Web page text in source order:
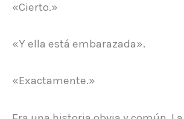
«Cierto.»
«Y ella está embarazada».
«Exactamente.»